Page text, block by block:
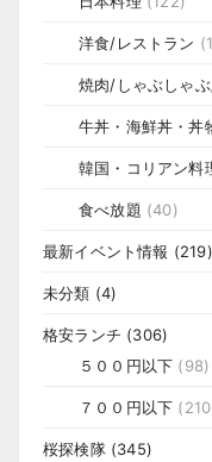
洋食/レストラン
焼肉/しゃぶしゃ
牛丼・海鮮丼・丼
韓国・コリアン料
食べ放題 (40)
最新イベント情報 (219)
未分類 (4)
格安ランチ (306)
５００円以下 (98)
７００円以下
桜探検隊(345)